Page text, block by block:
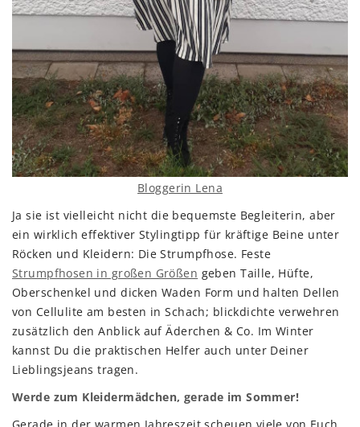
Bloggerin Lena
Ja sie ist vielleicht nicht die bequemste Begleiterin, aber
ein wirklich effektiver Stylingtipp für kräftige Beine unter
Röcken und Kleidern: Die Strumpfhose. Feste
Strumpfhosen in großen Größen geben Taille, Hüfte,
Oberschenkel und dicken Waden Form und halten Dellen
von Cellulite am besten in Schach; blickdichte verwehren
zusätzlich den Anblick auf Äderchen & Co. Im Winter
kannst Du die praktischen Helfer auch unter Deiner
Lieblingsjeans tragen.
Werde zum Kleidermädchen, gerade im Sommer!